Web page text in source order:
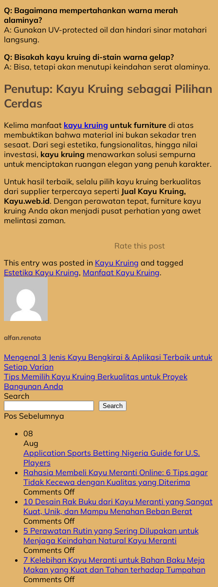
Q: Bagaimana mempertahankan warna merah
alaminya?
A: Gunakan UV-protected oil dan hindari sinar matahari
langsung.
Q: Bisakah kayu kruing di-stain warna gelap?
A: Bisa, tetapi akan menutupi keindahan serat alaminya.
Penutup: Kayu Kruing sebagai Pilihan
Cerdas
Kelima manfaat kayu kruing untuk furniture di atas
membuktikan bahwa material ini bukan sekadar tren
sesaat. Dari segi estetika, fungsionalitas, hingga nilai
investasi, kayu kruing menawarkan solusi sempurna
untuk menciptakan ruangan elegan yang penuh karakter.
Untuk hasil terbaik, selalu pilih kayu kruing berkualitas
dari supplier terpercaya seperti Jual Kayu Kruing,
Kayu.web.id. Dengan perawatan tepat, furniture kayu
kruing Anda akan menjadi pusat perhatian yang awet
melintasi zaman.
Rate this post
This entry was posted in Kayu Kruing and tagged
Estetika Kayu Kruing, Manfaat Kayu Kruing.
alfan.renata
Mengenal 3 Jenis Kayu Bengkirai & Aplikasi Terbaik untuk
Setiap Varian
Tips Memilih Kayu Kruing Berkualitas untuk Proyek
Bangunan Anda
Search
Search
Pos Sebelumnya
08
Aug
Application Sports Betting Nigeria Guide for U.S.
Players
Comments
on
Application
Sports
Betting
Nigeria
Guide
for
U.S.
Players
Rahasia Membeli Kayu Meranti Online: 6 Tips agar
Tidak Kecewa dengan Kualitas yang Diterima
Comments Offon
Rahasia
Membeli
Kayu
Meranti
Online:
6
Tips
agar
Tidak
10 Desain Rak Buku dari Kayu Meranti yang Sangat
Kuat, Unik, dan Mampu Menahan Beban Berat
Comments Offon
10
Desain
Rak
Buku
dari
Kayu
5 Perawatan Rutin yang Sering Dilupakan untuk
Menjaga Keindahan Natural Kayu Meranti
Comments Offon
5
Perawatan
Rutin
7 Kelebihan Kayu Meranti untuk Bahan Baku Meja
Makan yang Kuat dan Tahan terhadap Tumpahan
Comments Offon